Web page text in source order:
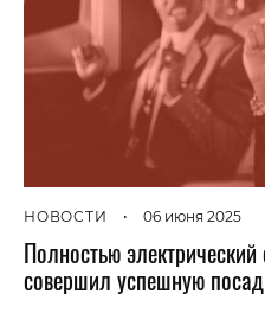
НОВОСТИ • 06 июня 2025
Полностью
совершил успешную